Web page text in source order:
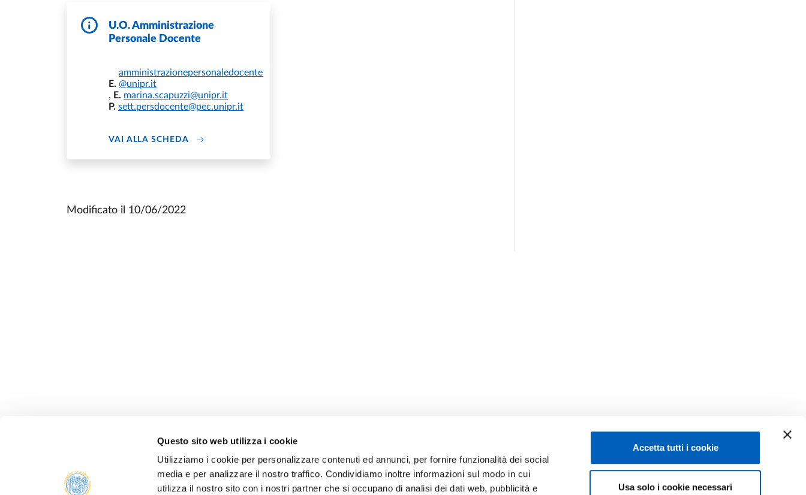
Questo sito web utilizza i cookie
Utilizziamo i cookie per personalizzare contenuti ed annunci, per fornire funzionalità dei social
media e per analizzare il nostro traffico. Condividiamo inoltre informazioni sul modo in cui
utilizza il nostro sito con i nostri partner che si occupano di analisi dei dati web, pubblicità e
Accetta tutti i cookie
Usa solo i cookie necessari
U.O. Amministrazione
Personale Docente
E.
amministrazionepersonaledocente
@unipr.it
, E. marina.scapuzzi@unipr.it
P. sett.persdocente@pec.unipr.it
VAI ALLA SCHEDADI U.O. AMMINISTRAZIONE PERSONALE DOCENTE
Modificato il 10/06/2022
Facebook Linkedin